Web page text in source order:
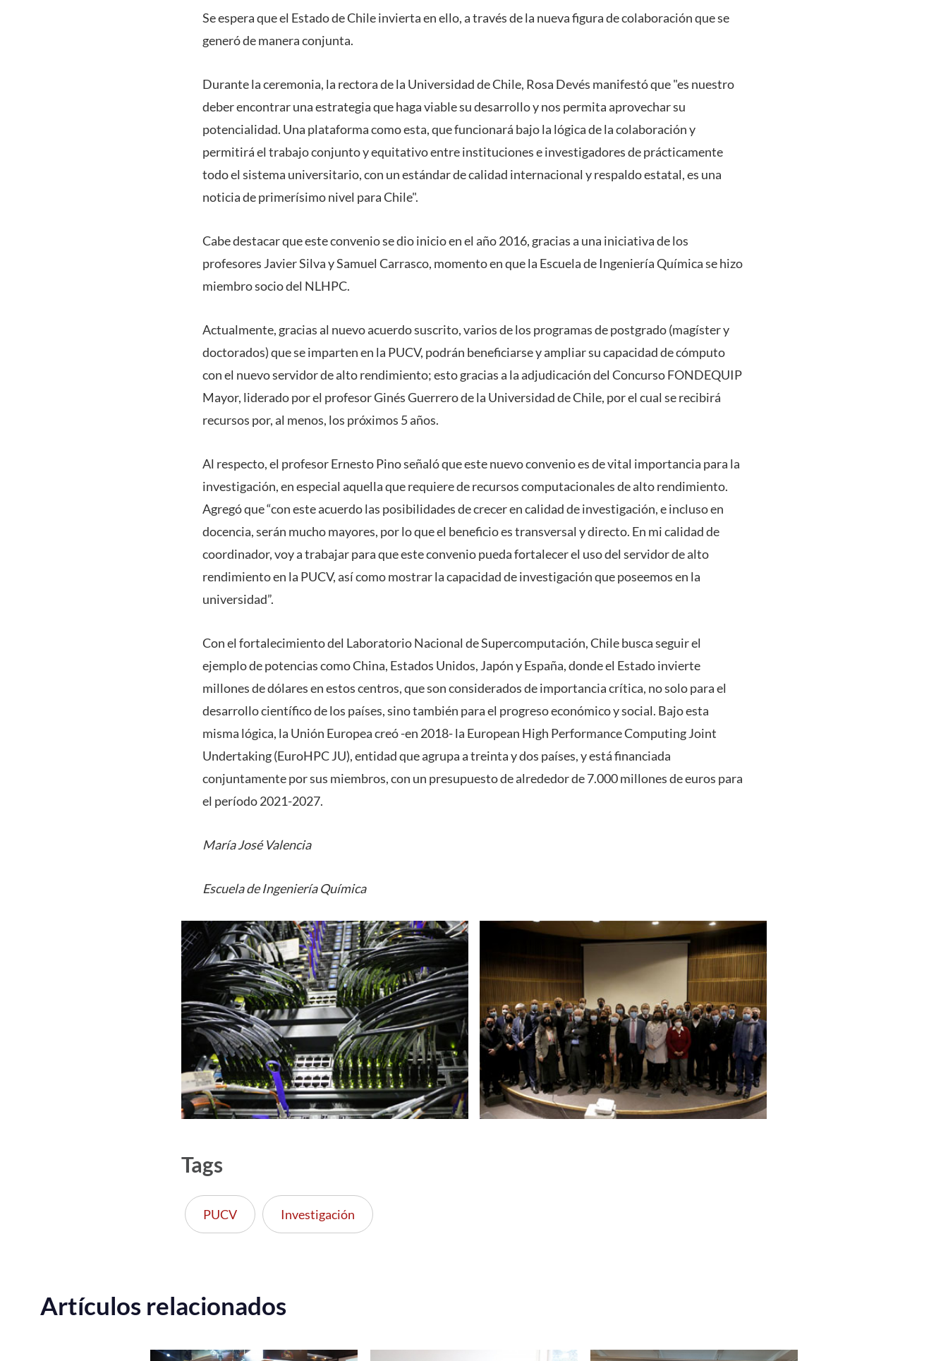
Se espera que el Estado de Chile invierta en ello, a través de la nueva figura de colaboración que se
generó de manera conjunta.
Durante la ceremonia, la rectora de la Universidad de Chile, Rosa Devés manifestó que "es nuestro
deber encontrar una estrategia que haga viable su desarrollo y nos permita aprovechar su
potencialidad. Una plataforma como esta, que funcionará bajo la lógica de la colaboración y
permitirá el trabajo conjunto y equitativo entre instituciones e investigadores de prácticamente
todo el sistema universitario, con un estándar de calidad internacional y respaldo estatal, es una
noticia de primerísimo nivel para Chile".
Cabe destacar que este convenio se dio inicio en el año 2016, gracias a una iniciativa de los
profesores Javier Silva y Samuel Carrasco, momento en que la Escuela de Ingeniería Química se hizo
miembro socio del NLHPC.
Actualmente, gracias al nuevo acuerdo suscrito, varios de los programas de postgrado (magíster y
doctorados) que se imparten en la PUCV, podrán beneficiarse y ampliar su capacidad de cómputo
con el nuevo servidor de alto rendimiento; esto gracias a la adjudicación del Concurso FONDEQUIP
Mayor, liderado por el profesor Ginés Guerrero de la Universidad de Chile, por el cual se recibirá
recursos por, al menos, los próximos 5 años.
Al respecto, el profesor Ernesto Pino señaló que este nuevo convenio es de vital importancia para la
investigación, en especial aquella que requiere de recursos computacionales de alto rendimiento.
Agregó que “con este acuerdo las posibilidades de crecer en calidad de investigación, e incluso en
docencia, serán mucho mayores, por lo que el beneficio es transversal y directo. En mi calidad de
coordinador, voy a trabajar para que este convenio pueda fortalecer el uso del servidor de alto
rendimiento en la PUCV, así como mostrar la capacidad de investigación que poseemos en la
universidad”.
Con el fortalecimiento del Laboratorio Nacional de Supercomputación, Chile busca seguir el
ejemplo de potencias como China, Estados Unidos, Japón y España, donde el Estado invierte
millones de dólares en estos centros, que son considerados de importancia crítica, no solo para el
desarrollo científico de los países, sino también para el progreso económico y social. Bajo esta
misma lógica, la Unión Europea creó -en 2018- la European High Performance Computing Joint
Undertaking (EuroHPC JU), entidad que agrupa a treinta y dos países, y está financiada
conjuntamente por sus miembros, con un presupuesto de alrededor de 7.000 millones de euros para
el período 2021-2027.
María José Valencia
Escuela de Ingeniería Química
Tags
PUCV Investigación
Artículos relacionados